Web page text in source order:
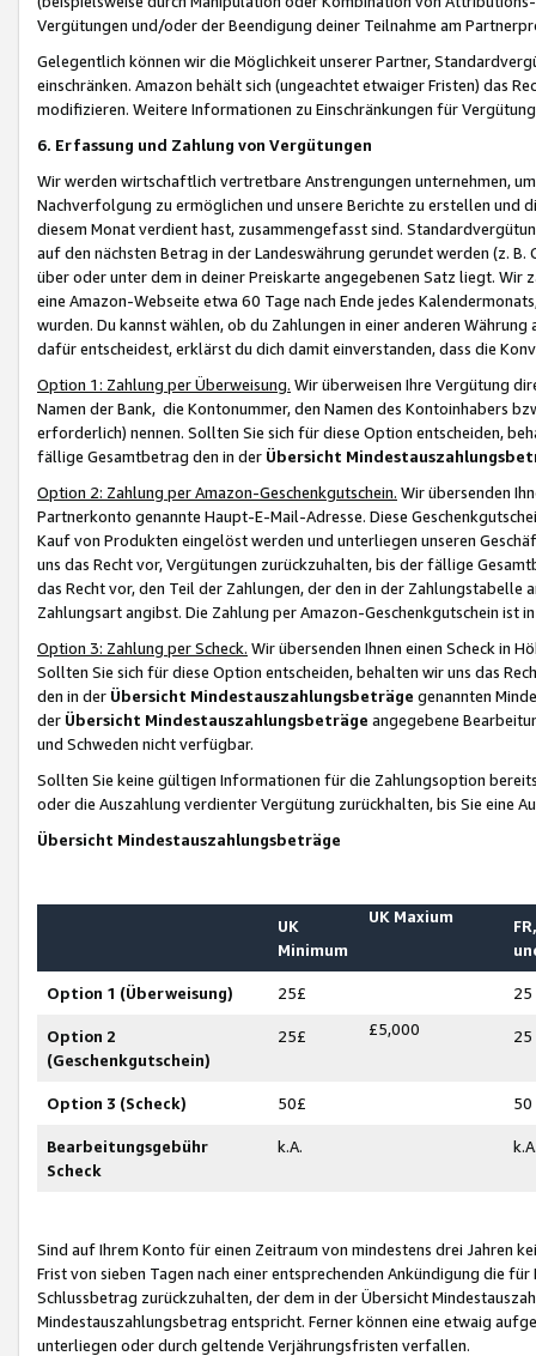
Vergütungen und/oder der Beendigung deiner Teilnahme am
Gelegentlich können wir die Möglichkeit unserer Partner,
einschränken. Amazon behält sich (ungeachtet etwaiger Fristen) das
modifizieren. Weitere Informationen zu Einschränkungen für
6. Erfassung und Zahlung von Vergütungen
Wir werden wirtschaftlich vertretbare Anstrengungen unternehmen,
Nachverfolgung zu ermöglichen und unsere Berichte zu erstellen und
diesem Monat verdient hast, zusammengefasst sind.
auf den nächsten Betrag in der Landeswährung gerundet werden (z.
über oder unter dem in deiner Preiskarte angegebenen Satz liegt.
eine Amazon-Webseite etwa 60 Tage nach Ende jedes
wurden. Du kannst wählen, ob du Zahlungen in einer anderen
dafür entscheidest, erklärst du dich damit einverstanden, dass die
Option 1: Zahlung per Überweisung. Wir überweisen Ihre Vergütung
Namen der Bank, die Kontonummer, den Namen des Kontoinhabers
erforderlich) nennen. Sollten Sie sich für diese Option entscheiden,
fällige Gesamtbetrag den in der Übersicht
Option 2: Zahlung per Amazon-Geschenkgutschein. Wir übersenden
Partnerkonto genannte Haupt-E-Mail-Adresse. Diese
Kauf von Produkten eingelöst werden und unterliegen unseren
uns das Recht vor, Vergütungen zurückzuhalten, bis der fällige
das Recht vor, den Teil der Zahlungen, der den in der
Zahlungsart angibst. Die Zahlung per Amazon-Geschenkgutschein ist
Option 3: Zahlung per Scheck. Wir übersenden Ihnen einen Scheck in
Sollten Sie sich für diese Option entscheiden, behalten wir uns das
den in der Übersicht Mindestauszahlungsbeträge genannten
der Übersicht Mindestauszahlungsbeträge angegebene
und Schweden nicht verfügbar.
Sollten Sie keine gültigen Informationen für die Zahlungsoption
oder die Auszahlung verdienter Vergütung zurückhalten, bis Sie
Übersicht Mindestauszahlungsbeträge
UK
Minimum
UK Maxium
Option 1 (Überweisung) 25£ 25
Option 2
(Geschenkgutschein)
25£ £5,000 25
Option 3 (Scheck) 50£ 50
Bearbeitungsgebühr
Scheck
k.A.
Sind auf Ihrem Konto für einen Zeitraum von mindestens drei Jahren
Frist von sieben Tagen nach einer entsprechenden Ankündigung die
Schlussbetrag zurückzuhalten, der dem in der Übersicht
Mindestauszahlungsbetrag entspricht. Ferner können eine etwaig
unterliegen oder durch geltende Verjährungsfristen verfallen.